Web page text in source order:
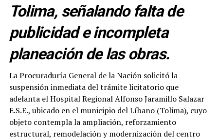
Tolima, señalando falta de
publicidad e incompleta
planeación de las obras.
La Procuraduría General de la Nación solicitó la
suspensión inmediata del trámite licitatorio que
adelanta el Hospital Regional Alfonso Jaramillo Salazar
E.S.E., ubicado en el municipio del Líbano (Tolima), cuyo
objeto contempla la ampliación, reforzamiento
estructural, remodelación y modernización del centro